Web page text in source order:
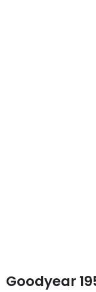
Goodyear